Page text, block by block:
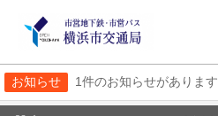
お知らせ 1件のお知らせがあります